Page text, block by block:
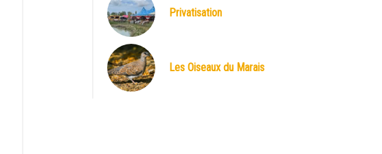
Privatisation
Les Oiseaux du Marais